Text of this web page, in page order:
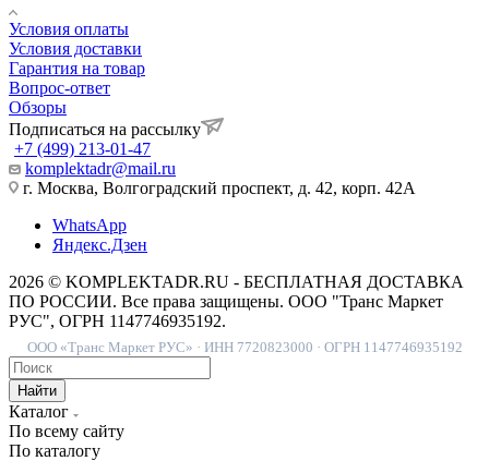
Условия оплаты
Условия доставки
Гарантия на товар
Вопрос-ответ
Обзоры
Подписаться на рассылку
+7 (499) 213-01-47
komplektadr@mail.ru
г. Москва, Волгоградский проспект, д. 42, корп. 42А
WhatsApp
Яндекс.Дзен
2026 © KOMPLEKTADR.RU - БЕСПЛАТНАЯ ДОСТАВКА
ПО РОССИИ. Все права защищены. ООО "Транс Маркет
РУС", ОГРН 1147746935192.
ООО «Транс Маркет РУС» · ИНН 7720823000 · ОГРН 1147746935192
Найти
Каталог
По всему сайту
По каталогу